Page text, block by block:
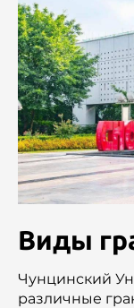
Виды
Чунцинский
различные